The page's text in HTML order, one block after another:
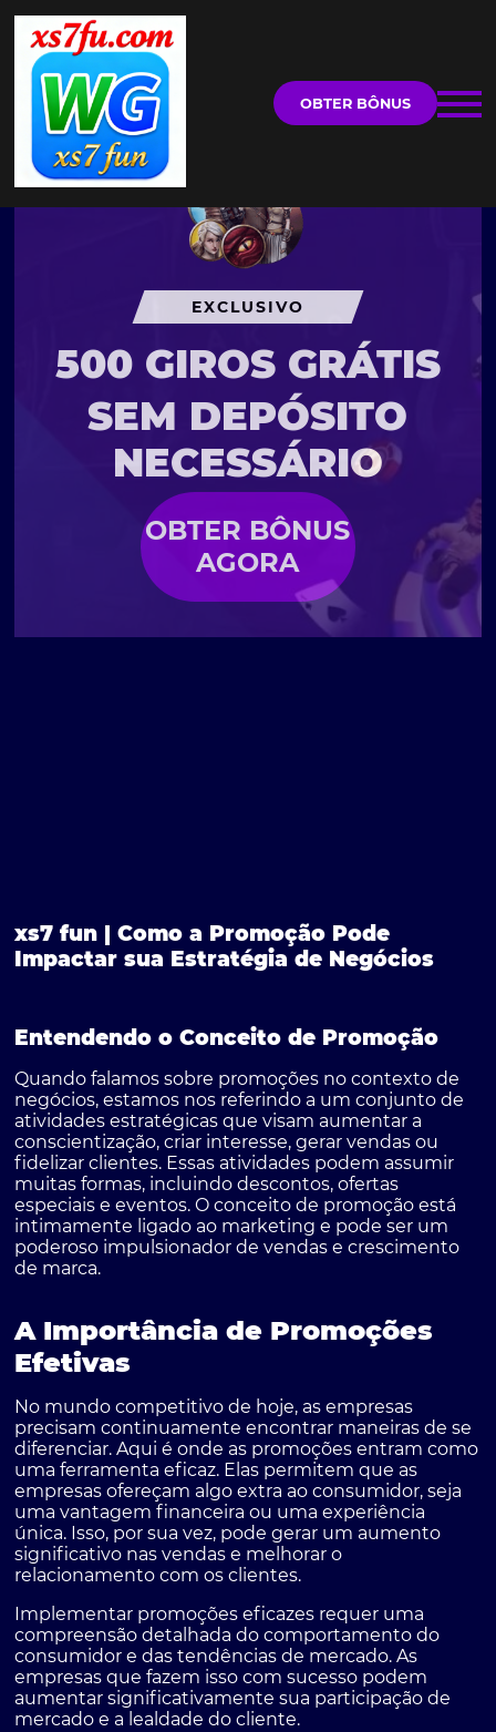
OBTER BÔNUS
EXCLUSIVO
500 GIROS GRÁTIS
SEM DEPÓSITO
NECESSÁRIO
OBTER BÔNUS
AGORA
xs7 fun | Como a Promoção Pode
Impactar sua Estratégia de Negócios
Entendendo o Conceito de Promoção
Quando falamos sobre promoções no contexto de
negócios, estamos nos referindo a um conjunto de
atividades estratégicas que visam aumentar a
conscientização, criar interesse, gerar vendas ou
fidelizar clientes. Essas atividades podem assumir
muitas formas, incluindo descontos, ofertas
especiais e eventos. O conceito de promoção está
intimamente ligado ao marketing e pode ser um
poderoso impulsionador de vendas e crescimento
de marca.
A Importância de Promoções
Efetivas
No mundo competitivo de hoje, as empresas
precisam continuamente encontrar maneiras de se
diferenciar. Aqui é onde as promoções entram como
uma ferramenta eficaz. Elas permitem que as
empresas ofereçam algo extra ao consumidor, seja
uma vantagem financeira ou uma experiência
única. Isso, por sua vez, pode gerar um aumento
significativo nas vendas e melhorar o
relacionamento com os clientes.
Implementar promoções eficazes requer uma
compreensão detalhada do comportamento do
consumidor e das tendências de mercado. As
empresas que fazem isso com sucesso podem
aumentar significativamente sua participação de
mercado e a lealdade do cliente.